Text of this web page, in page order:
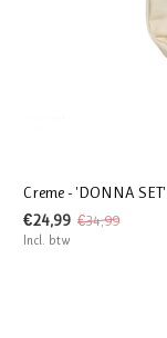
Creme - 'DONNA
€24,99 €34,99
Incl. btw